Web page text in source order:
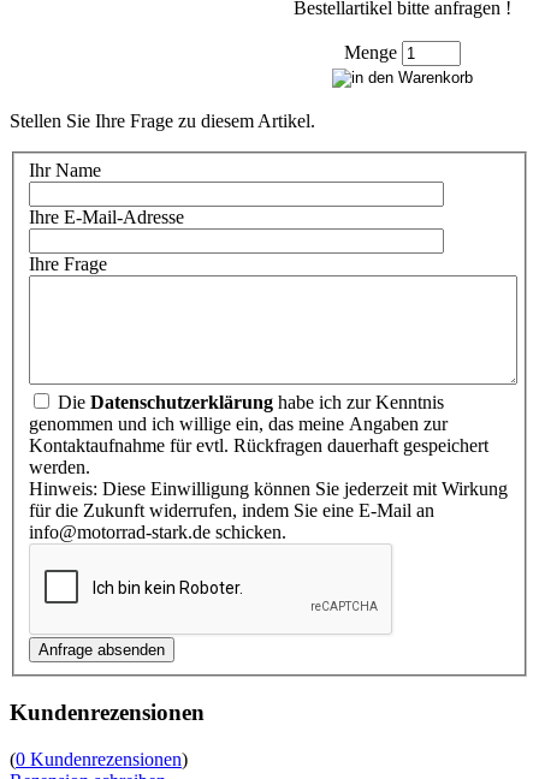
Menge
Stellen Sie Ihre Frage zu diesem Artikel.
Ihr Name
Ihre E-Mail-Adresse
Ihre Frage
Die Datenschutzerklärung habe ich zur Kenntnis
genommen und ich willige ein, das meine Angaben zur
Kontaktaufnahme für evtl. Rückfragen dauerhaft gespeichert
werden.
Hinweis: Diese Einwilligung können Sie jederzeit mit Wirkung
für die Zukunft widerrufen, indem Sie eine E-Mail an
info@motorrad-stark.de schicken.
Kundenrezensionen
(0 Kundenrezensionen)